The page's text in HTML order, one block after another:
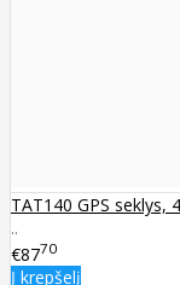
TAT140 GPS seklys,
..
€8770
Į krepšelį